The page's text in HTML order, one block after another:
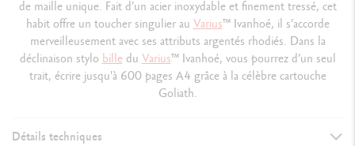
de maille unique. Fait d’un acier inoxydable et finement tressé, cet
habit offre un toucher singulier au Varius™ Ivanhoé, il s’accorde
merveilleusement avec ses attributs argentés rhodiés. Dans la
déclinaison stylo billedu Varius™ Ivanhoé, vous pourrez d’un seul
trait, écrire jusqu'à 600 pages A4 grâce à la célèbre cartouche
Goliath.
Détails techniques